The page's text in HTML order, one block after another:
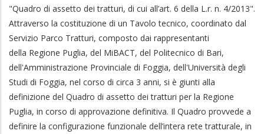
"Quadro di assetto dei tratturi, di cui all’art. 6 della L.r. n. 4/2013".
Attraverso la costituzione di un Tavolo tecnico, coordinato dal
Servizio Parco Tratturi, composto dai rappresentanti
della Regione Puglia, del MiBACT, del Politecnico di Bari,
dell'Amministrazione Provinciale di Foggia, dell'Università degli
Studi di Foggia, nel corso di circa 3 anni, si è giunti alla
definizione del Quadro di assetto dei tratturi per la Regione
Puglia, in corso di approvazione definitiva. Il Quadro provvede a
definire la configurazione funzionale dell’intera rete tratturale, in